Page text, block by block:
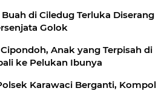
di Ciledug Terluka Diserang
Golok
Anak yang Terpisah di
ke Pelukan Ibunya
Karawaci Berganti, Kompol